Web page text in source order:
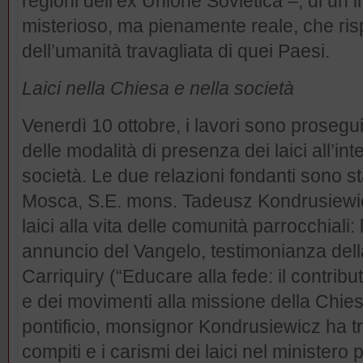
misterioso, ma pienamente reale, che
dell’umanità travagliata di quei Paesi.
Laici nella Chiesa e nella società
Venerdì 10 ottobre, i lavori sono
delle modalità di presenza dei laici
società. Le due relazioni fondanti sono
Mosca, S.E. mons. Tadeusz
laici alla vita delle comunità parrocchiali:
annuncio del Vangelo, testimonianza
Carriquiry (“Educare alla fede: il
e dei movimenti alla missione della
pontificio, monsignor Kondrusiewicz ha
compiti e i carismi dei laici nel ministero